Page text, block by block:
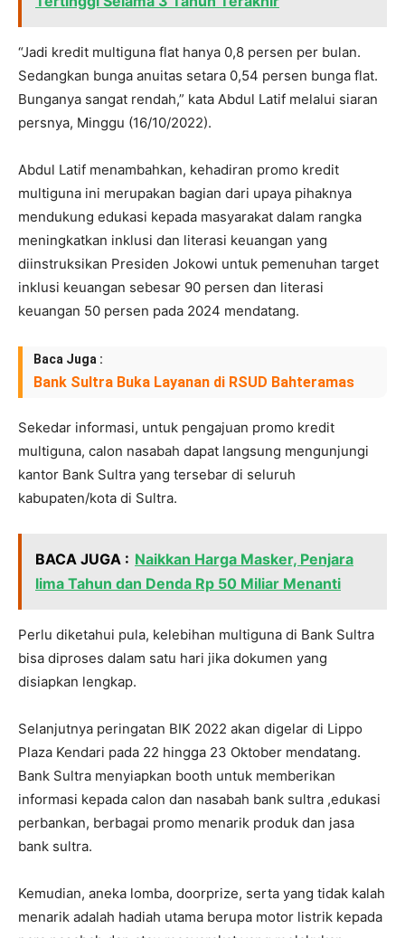
“Jadi kredit multiguna flat hanya 0,8 persen per bulan.
Sedangkan bunga anuitas setara 0,54 persen bunga flat.
Bunganya sangat rendah,” kata Abdul Latif melalui siaran
persnya, Minggu (16/10/2022).
Abdul Latif menambahkan, kehadiran promo kredit
multiguna ini merupakan bagian dari upaya pihaknya
mendukung edukasi kepada masyarakat dalam rangka
meningkatkan inklusi dan literasi keuangan yang
diinstruksikan Presiden Jokowi untuk pemenuhan target
inklusi keuangan sebesar 90 persen dan literasi
keuangan 50 persen pada 2024 mendatang.
Baca Juga :
Bank Sultra Buka Layanan di RSUD Bahteramas
Sekedar informasi, untuk pengajuan promo kredit
multiguna, calon nasabah dapat langsung mengunjungi
kantor Bank Sultra yang tersebar di seluruh
kabupaten/kota di Sultra.
BACA JUGA : Naikkan Harga Masker, Penjara
lima Tahun dan Denda Rp 50 Miliar Menanti
Perlu diketahui pula, kelebihan multiguna di Bank Sultra
bisa diproses dalam satu hari jika dokumen yang
disiapkan lengkap.
Selanjutnya peringatan BIK 2022 akan digelar di Lippo
Plaza Kendari pada 22 hingga 23 Oktober mendatang.
Bank Sultra menyiapkan booth untuk memberikan
informasi kepada calon dan nasabah bank sultra ,edukasi
perbankan, berbagai promo menarik produk dan jasa
bank sultra.
Kemudian, aneka lomba, doorprize, serta yang tidak kalah
menarik adalah hadiah utama berupa motor listrik kepada